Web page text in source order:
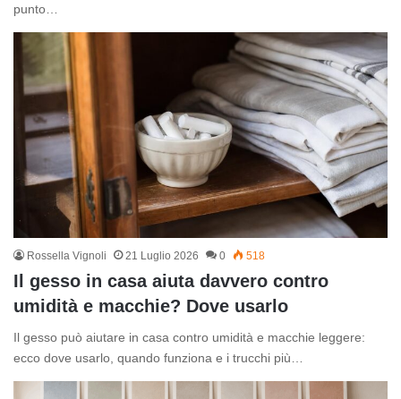
punto…
Rossella Vignoli 21 Luglio 2026 0 518
Il gesso in casa aiuta davvero contro
umidità e macchie? Dove usarlo
Il gesso può aiutare in casa contro umidità e macchie leggere:
ecco dove usarlo, quando funziona e i trucchi più…